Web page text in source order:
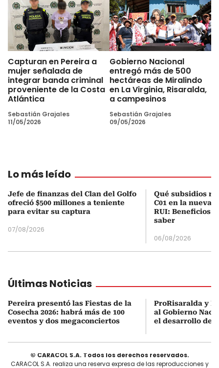
Capturan en Pereira a
mujer señalada de
integrar banda criminal
proveniente de la Costa
Atlántica
Sebastián Grajales
11/05/2026
Gobierno Nacional
entregó más de 500
hectáreas de Miralindo
en La Virginia, Risaralda,
a campesinos
Sebastián Grajales
09/05/2026
Lo más leído
Jefe de finanzas del Clan del Golfo
ofreció $500 millones a teniente
para evitar su captura
07/08/2026
Qué subsidios
C01 en la nueva
RUI: Beneficios
saber
06/08/2026
Últimas Noticias
Pereira presentó las Fiestas de la
Cosecha 2026: habrá más de 100
eventos y dos megaconciertos
ProRisaralda y
al Gobierno
el desarrollo
© CARACOL S.A. Todos los derechos reservados.
CARACOL S.A. realiza una reserva expresa de las reproducciones y